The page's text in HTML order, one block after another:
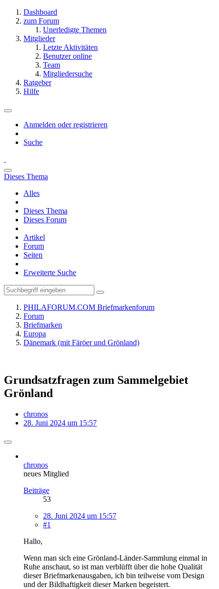
Dashboard
zum Forum
Unerledigte Themen
Mitglieder
Letzte Aktivitäten
Benutzer online
Team
Mitgliedersuche
Ratgeber
Hilfe
Anmelden oder registrieren
Suche
Dieses Thema
Alles
Dieses Thema
Dieses Forum
Artikel
Forum
Seiten
Erweiterte Suche
PHILAFORUM.COM Briefmarkenforum
Forum
Briefmarken
Europa
Dänemark (mit Färöer und Grönland)
Grundsatzfragen zum Sammelgebiet
Grönland
chronos
28. Juni 2024 um 15:57
chronos
neues Mitglied
Beiträge
53
28. Juni 2024 um 15:57
#1
Hallo,
Wenn man sich eine Grönland-Länder-Sammlung einmal in
Ruhe anschaut, so ist man verblüfft über die hohe Qualität
dieser Briefmarkenausgaben, ich bin teilweise vom Design
und der Bildhaftigkeit dieser Marken begeistert.